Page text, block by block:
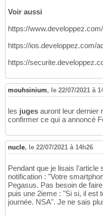
Voir aussi
https://
https://ios.developpez.com/
https://
mouhsinium, le 22/07/2021 à
les juges auront leur dernier
confirmer ce qui a annoncé
nucle, le 22/07/2021 à 14h26
Pendant que je lisais l'article
notification : "Votre
Pegasus. Pas besoin de
puis une 2ieme : "Si si, il est
journée. NSA". Je ne sais